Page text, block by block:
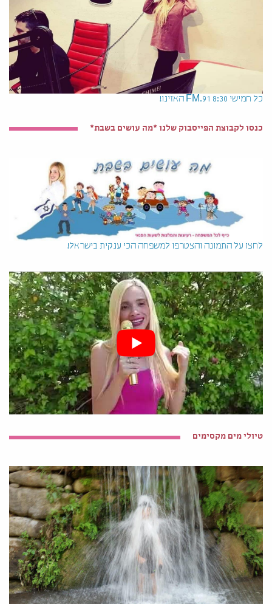
כל חמישי 8:30 91.FM האזינו!
כנסו לקבוצת הפייסבוק שלנו *מה עושים בשבת*
לחצו על התמונה והצטרפו למשפחה הכי ענקית בישראל!
טיולי מים מקסימים